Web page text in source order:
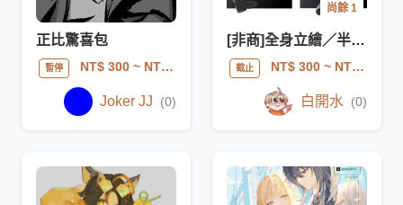
正比驚喜包
暫停 NT$ 300~ NT$ 1000
Joker JJ (0)
尚餘 1
[非商]全身立繪／半身頭貼 委託
截止 NT$ 300~ NT$ 500
白開水 (0)